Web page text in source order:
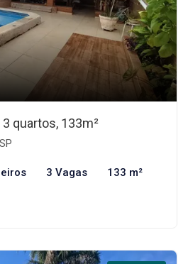
quartos, 133m²
3 Vagas 133 m²